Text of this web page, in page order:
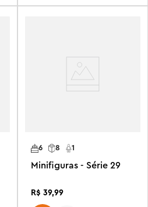
6 8 1
Minifiguras - Série 29
R$ 39,99